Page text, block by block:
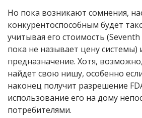
Но пока возникают сомнения,
конкурентоспособным будет
учитывая его стоимость
пока не называет цену системы)
предназначение. Хотя,
найдет свою нишу, особенно
наконец получит разрешение
использование его на дому
потребителями.